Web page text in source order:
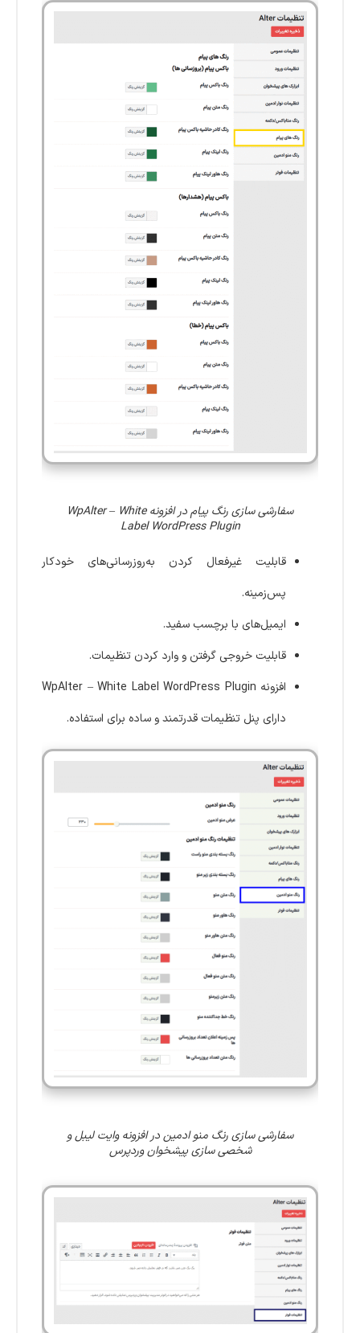
سفارشی سازی رنگ پیام در افزونه WpAlter – White
Label WordPress Plugin
قابلیت غیرفعال کردن به‌روزرسانی‌های خودکار
پس‌زمینه.
ایمیل‌های با برچسب سفید.
قابلیت خروجی گرفتن و وارد کردن تنظیمات.
افزونه WpAlter – White Label WordPress Plugin
دارای پنل تنظیمات قدرتمند و ساده برای استفاده.
سفارشی سازی رنگ منو ادمین در افزونه وایت ‌لیبل و
شخصی ‌سازی پیشخوان وردپرس